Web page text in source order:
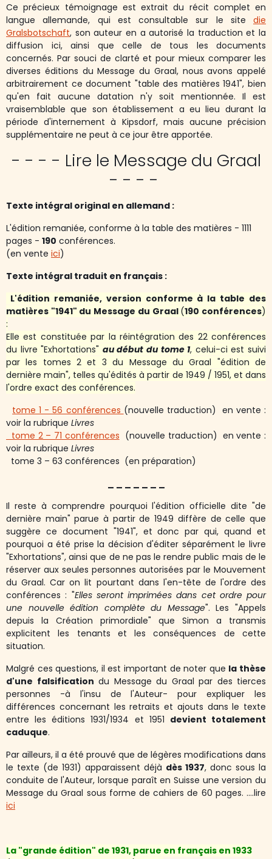
Ce précieux témoignage est extrait du récit complet en
langue allemande, qui est consultable sur le site die
Gralsbotschaft, son auteur en a autorisé la traduction et la
diffusion ici, ainsi que celle de tous les documents
concernés. Par souci de clarté et pour mieux comparer les
diverses éditions du Message du Graal, nous avons appelé
arbitrairement ce document "table des matières 1941", bien
qu'en fait aucune datation n'y soit mentionnée. Il est
vraisemblable que son établissement a eu lieu durant la
période d'internement à Kipsdorf, mais aucune précision
supplémentaire ne peut à ce jour être apportée.
- - - - Lire le Message du Graal
- - - -
Texte intégral original en allemand :
L'édition remaniée, conforme à la table des matières - 1111
pages - 190 conférences.
(en vente ici)
Texte intégral traduit en français :
L'édition remaniée, version conforme à la table des
matières "1941" du Message du Graal (190 conférences)
:
Elle est constituée par la réintégration des 22 conférences
du livre "Exhortations" au début du tome 1, celui-ci est suivi
par les tomes 2 et 3 du Message du Graal "édition de
dernière main", telles qu'édités à partir de 1949 / 1951, et dans
l'ordre exact des conférences.
tome 1 - 56 conférences (nouvelle traduction) en vente :
voir la rubrique Livres
tome 2 – 71 conférences (nouvelle traduction) en vente :
voir la rubrique Livres
tome 3 – 63 conférences (en préparation)
Il reste à comprendre pourquoi l'édition officielle dite "de
dernière main" parue à partir de 1949 diffère de celle que
suggère ce document "1941", et donc par qui, quand et
pourquoi a été prise la décision d'éditer séparément le livre
"Exhortations", ainsi que de ne pas le rendre public mais de le
réserver aux seules personnes autorisées par le Mouvement
du Graal. Car on lit pourtant dans l'en-tête de l'ordre des
conférences : "Elles seront imprimées dans cet ordre pour
une nouvelle édition complète du Message". Les "Appels
depuis la Création primordiale" que Simon a transmis
explicitent les tenants et les conséquences de cette
situation.
Malgré ces questions, il est important de noter que la thèse
d'une falsification du Message du Graal par des tierces
personnes -à l'insu de l'Auteur- pour expliquer les
différences concernant les retraits et ajouts dans le texte
entre les éditions 1931/1934 et 1951 devient totalement
caduque.
Par ailleurs, il a été prouvé que de légères modifications dans
le texte (de 1931) apparaissent déjà dès 1937, donc sous la
conduite de l'Auteur, lorsque paraît en Suisse une version du
Message du Graal sous forme de cahiers de 60 pages. ....lire
ici
La "grande édition" de 1931, parue en français en 1933